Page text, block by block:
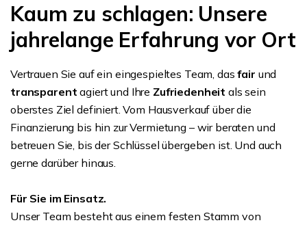
Kaum zu schlagen: Unsere
jahrelange Erfahrung vor Ort
Vertrauen Sie auf ein eingespieltes Team, dasfair und
transparent agiert und Ihre Zufriedenheit als sein
oberstes Ziel definiert. Vom Hausverkauf über die
Finanzierung bis hin zur Vermietung – wir beraten und
betreuen Sie, bis der Schlüssel übergeben ist. Und auch
gerne darüber hinaus.
Für Sie im Einsatz.
Unser Team besteht aus einem festen Stamm von